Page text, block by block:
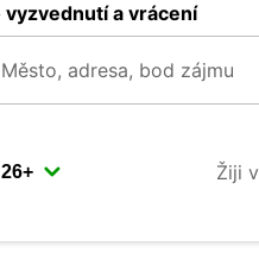
vyzvednutí a vrácení
Žiji v